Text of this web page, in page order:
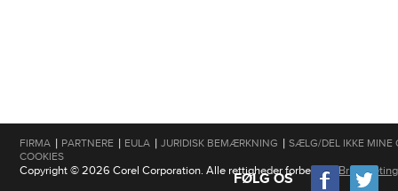
FIRMA | PARTNERE | EULA | JURIDISK BEMÆRKNING | SÆLG/DEL IKKE MINE
COOKIES
Copyright © 2026 Corel Corporation. Alle rettigheder forbeholdt
FØLG OS